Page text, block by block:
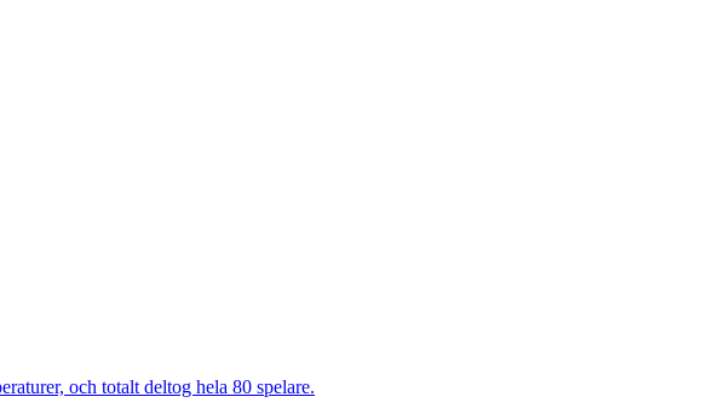
och totalt deltog hela 80 spelare.